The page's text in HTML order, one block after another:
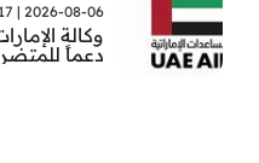
2026-08-06 | 12:17
وكالة
دعماً